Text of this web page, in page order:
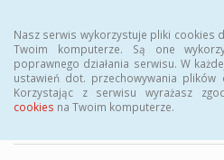
Nasz serwis wykorzystuje pliki cookies
Twoim komputerze. Są one
poprawnego działania serwisu. W
ustawień dot. przechowywania plików
Korzystając z serwisu wyrażasz
cookies na Twoim komputerze.
Biuletyn
Publicznej